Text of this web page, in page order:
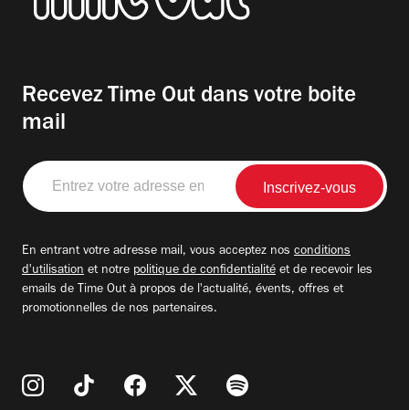
Recevez Time Out dans votre boite
mail
Entrez
votre
adresse
En entrant votre adresse mail, vous acceptez nos conditions
d'utilisation et notre politique de confidentialité et de recevoir les
emails de Time Out à propos de l'actualité, évents, offres et
promotionnelles de nos partenaires.